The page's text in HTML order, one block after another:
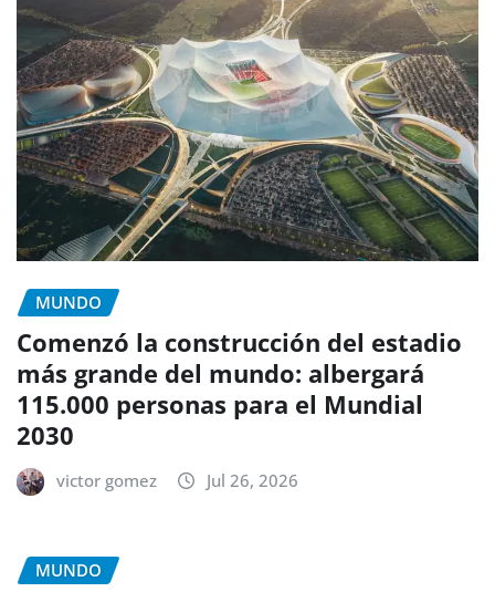
MUNDO
Comenzó la construcción del estadio
más grande del mundo: albergará
115.000 personas para el Mundial
2030
victor gomez Jul 26, 2026
MUNDO